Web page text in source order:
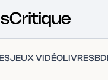
JEUX VIDÉOLIVRESBD